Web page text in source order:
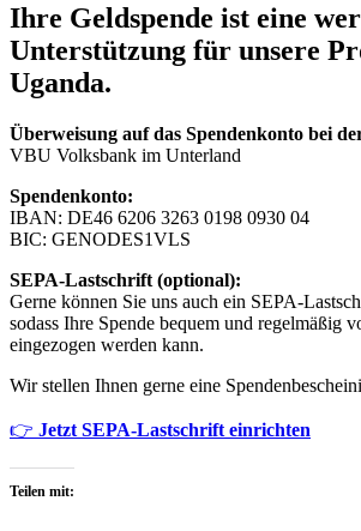
Ihre Geldspende ist eine
Unterstützung für unsere
Uganda.
Überweisung auf das Spendenkonto bei
VBU Volksbank im Unterland
Spendenkonto:
IBAN: DE46 6206 3263 0198 0930 04
BIC: GENODES1VLS
SEPA-Lastschrift (optional):
Gerne können Sie uns auch ein SEPA-
sodass Ihre Spende bequem und regelmäßig
eingezogen werden kann.
Wir stellen Ihnen gerne eine
👉 Jetzt SEPA-Lastschrift einrichten
Teilen mit: